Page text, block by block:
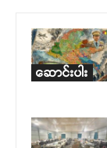
ဆောင်းပါး